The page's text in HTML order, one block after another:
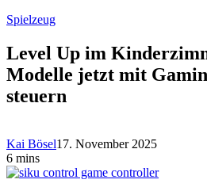
Spielzeug
Level Up im
Modelle jetzt mit
steuern
Kai Bösel17. November 2025
6 mins